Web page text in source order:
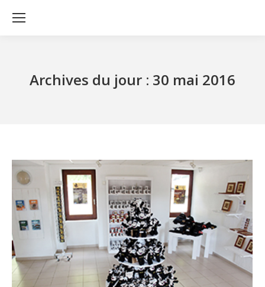
Archives du jour : 30 mai 2016